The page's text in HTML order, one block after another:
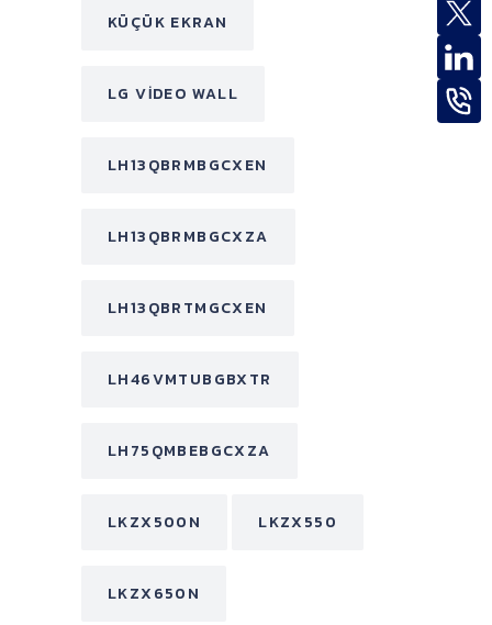
KÜÇÜK EKRAN
LG VIDEO WALL
LH13QBRMBGCXEN
LH13QBRMBGCXZA
LH13QBRTMGCXEN
LH46VMTUBGBXTR
LH75QMBEBGCXZA
LKZX500N LKZX550
LKZX650N